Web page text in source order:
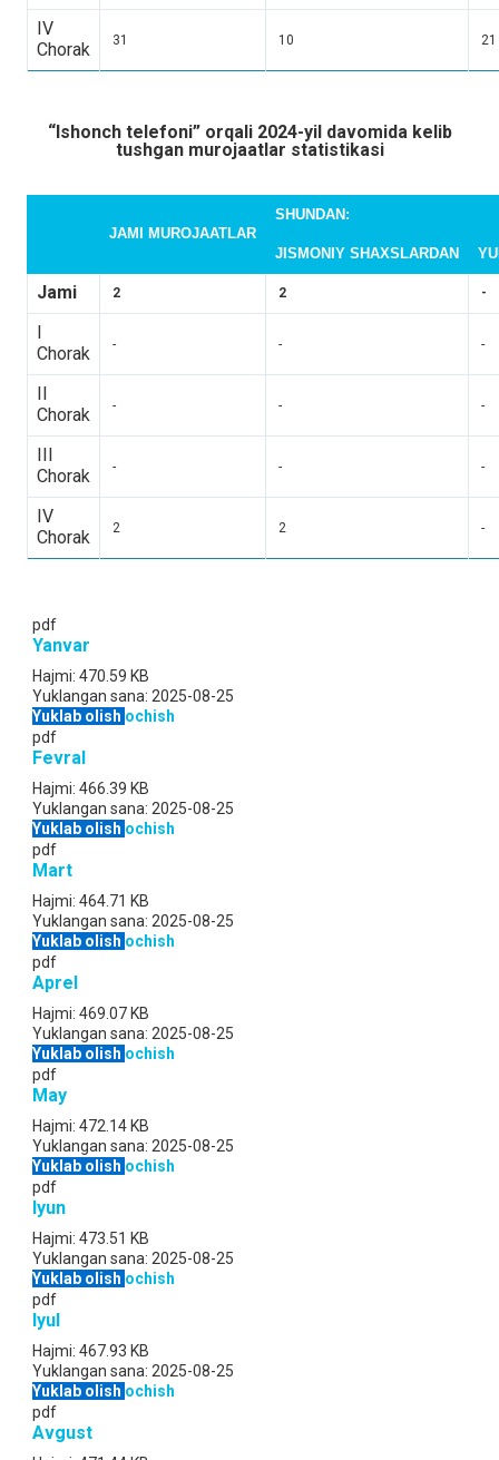
IV
Chorak
31 10 21
“Ishonch telefoni” orqali 2024-yil davomida kelib
tushgan murojaatlar statistikasi
JAMI MUROJAATLAR
SHUNDAN:
JISMONIY SHAXSLARDAN
Jami 2 2 -
I
Chorak
- - -
II
Chorak
- - -
III
Chorak
- - -
IV
Chorak
2 2 -
pdf
Yanvar
Hajmi: 470.59 KB
Yuklangan sana: 2025-08-25
Yuklab olish ochish
pdf
Fevral
Hajmi: 466.39 KB
Yuklangan sana: 2025-08-25
Yuklab olish ochish
pdf
Mart
Hajmi: 464.71 KB
Yuklangan sana: 2025-08-25
Yuklab olish ochish
pdf
Aprel
Hajmi: 469.07 KB
Yuklangan sana: 2025-08-25
Yuklab olish ochish
pdf
May
Hajmi: 472.14 KB
Yuklangan sana: 2025-08-25
Yuklab olish ochish
pdf
Iyun
Hajmi: 473.51 KB
Yuklangan sana: 2025-08-25
Yuklab olish ochish
pdf
Iyul
Hajmi: 467.93 KB
Yuklangan sana: 2025-08-25
Yuklab olish ochish
pdf
Avgust